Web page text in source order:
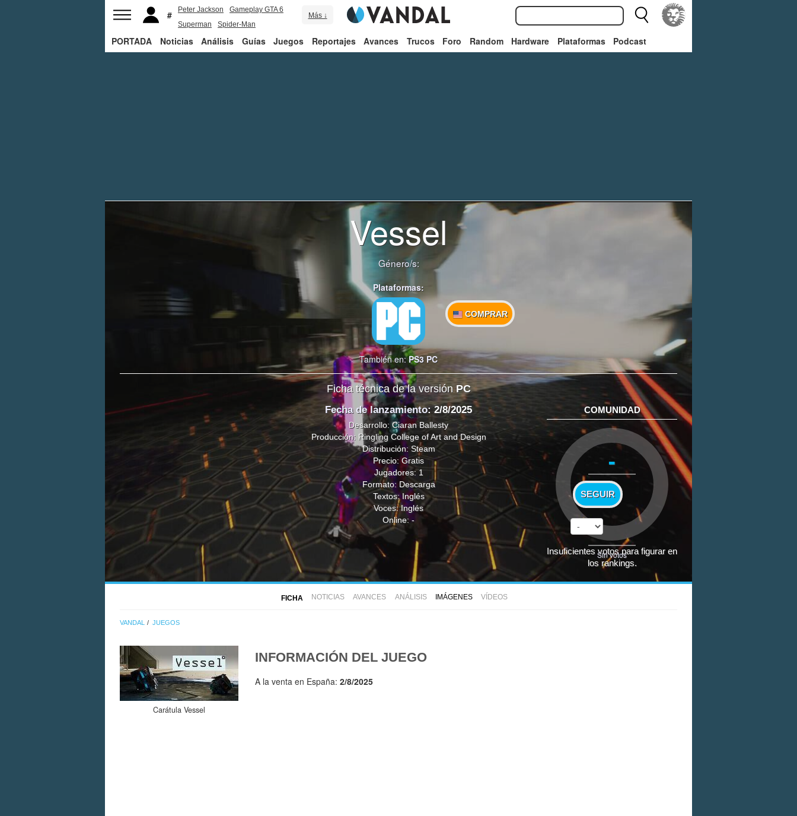
Peter Jackson
Gameplay GTA 6
Superman
Spider-Man
Más ↓
PORTADA Noticias Análisis Guías Juegos Reportajes Avances Trucos Foro Random Hardware Plataformas Podcast
Vessel
Género/s:
Plataformas:
COMPRAR
También en:PS3 PC
Ficha técnica de la versión PC
Fecha de lanzamiento: 2/8/2025
Desarrollo: Ciaran Ballesty
Producción: Ringling College of Art and Design
Distribución: Steam
Precio: Gratis
Jugadores: 1
Formato: Descarga
Textos: Inglés
Voces: Inglés
Online: -
COMUNIDAD
-
SEGUIR
Sin votos
Insuficientes votos para figurar en
los rankings.
FICHA NOTICIAS AVANCES ANÁLISIS IMÁGENES VÍDEOS
VANDAL JUEGOS
Carátula Vessel
INFORMACIÓN DEL JUEGO
A la venta en España: 2/8/2025